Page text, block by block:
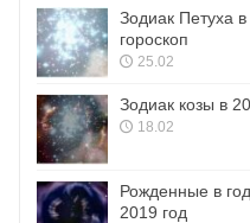
Зодиак Петуха
гороскоп
25.02
Зодиак козы в
18.02
Рожденные в
2019 год